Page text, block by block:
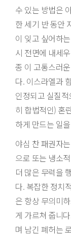
수 있는 방법은
한 세기 반 동안
이 잊고 싶어하
시 전면에 내세
종 이 고통스러
다. 이스라엘과
인정되고 실질
히 합법적인) 혼
하게 만드는 일
야심 찬 패권자
으로 또는 냉소
더 많은 무력을
다. 복잡한 정치
은 항상 무의미
게 가르쳐 줍니
며 남긴 폐허는